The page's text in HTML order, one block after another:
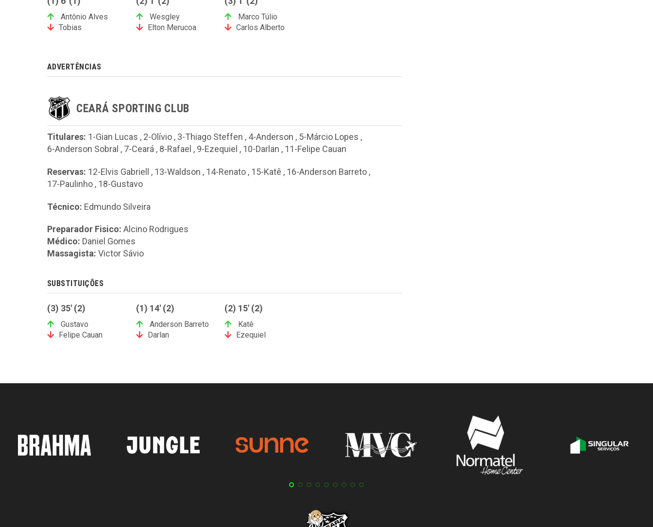
Antônio Alves
Tobias
Wesgley
Elton Merucoa
Marco Túlio
Carlos Alberto
ADVERTÊNCIAS
CEARÁ SPORTING CLUB
Titulares: 1-Gian Lucas , 2-Olívio , 3-Thiago Steffen , 4-Anderson , 5-Márcio Lopes ,
6-Anderson Sobral , 7-Ceará , 8-Rafael , 9-Ezequiel , 10-Darlan , 11-Felipe Cauan
Reservas: 12-Elvis Gabriell , 13-Waldson , 14-Renato , 15-Katê , 16-Anderson Barreto ,
17-Paulinho , 18-Gustavo
Técnico: Edmundo Silveira
Preparador Fisico: Alcino Rodrigues
Médico: Daniel Gomes
Massagista: Victor Sávio
SUBSTITUIÇÕES
(3) 35' (2)
Gustavo
Felipe Cauan
(1) 14' (2)
Anderson Barreto
Darlan
(2) 15' (2)
Katê
Ezequiel